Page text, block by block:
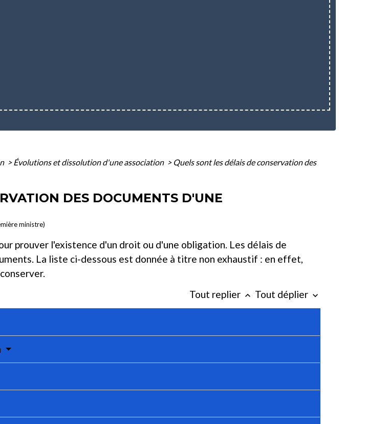
> Évolutions et dissolution d'une association > Quels sont les délais de conservation des
DES DOCUMENTS D'UNE
ministre)
prouver l'existence d'un droit ou d'une obligation. Les délais de
La liste ci-dessous est donnée à titre non exhaustif : en effet,
Tout replier keyboard_arrow_up Tout déplier keyboard_arrow_down